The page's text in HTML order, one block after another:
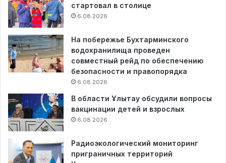
стартовал в столице
6.08.2026
На побережье Бухтарминского
водохранилища проведен
совместный рейд по обеспечению
безопасности и правопорядка
6.08.2026
В области Ұлытау обсудили вопросы
вакцинации детей и взрослых
6.08.2026
Радиоэкологический мониторинг
приграничных территорий